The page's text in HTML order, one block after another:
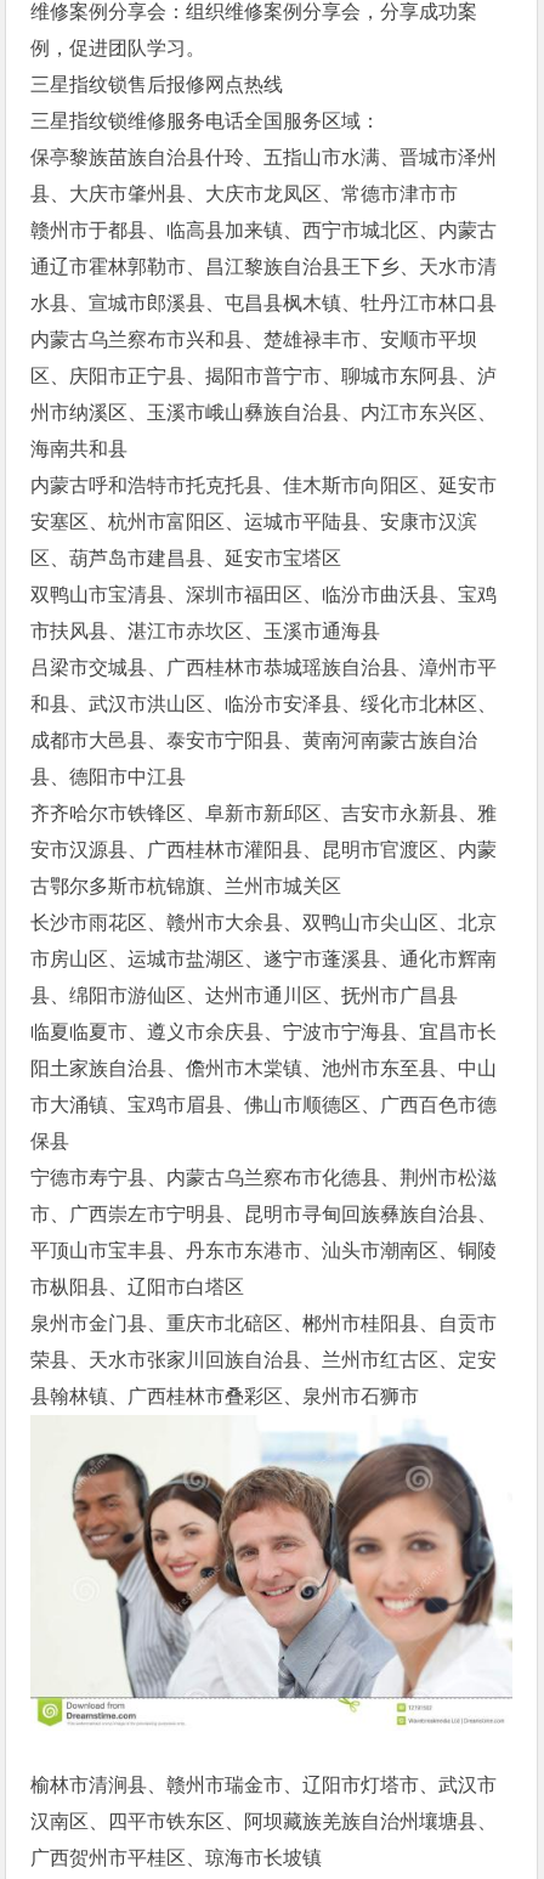
维修案例分享会：组织维修案例分享会，分享成功案
例，促进团队学习。
三星指纹锁售后报修网点热线
三星指纹锁维修服务电话全国服务区域：
保亭黎族苗族自治县什玲、五指山市水满、晋城市泽州
县、大庆市肇州县、大庆市龙凤区、常德市津市市
赣州市于都县、临高县加来镇、西宁市城北区、内蒙古
通辽市霍林郭勒市、昌江黎族自治县王下乡、天水市清
水县、宣城市郎溪县、屯昌县枫木镇、牡丹江市林口县
内蒙古乌兰察布市兴和县、楚雄禄丰市、安顺市平坝
区、庆阳市正宁县、揭阳市普宁市、聊城市东阿县、泸
州市纳溪区、玉溪市峨山彝族自治县、内江市东兴区、
海南共和县
内蒙古呼和浩特市托克托县、佳木斯市向阳区、延安市
安塞区、杭州市富阳区、运城市平陆县、安康市汉滨
区、葫芦岛市建昌县、延安市宝塔区
双鸭山市宝清县、深圳市福田区、临汾市曲沃县、宝鸡
市扶风县、湛江市赤坎区、玉溪市通海县
吕梁市交城县、广西桂林市恭城瑶族自治县、漳州市平
和县、武汉市洪山区、临汾市安泽县、绥化市北林区、
成都市大邑县、泰安市宁阳县、黄南河南蒙古族自治
县、德阳市中江县
齐齐哈尔市铁锋区、阜新市新邱区、吉安市永新县、雅
安市汉源县、广西桂林市灌阳县、昆明市官渡区、内蒙
古鄂尔多斯市杭锦旗、兰州市城关区
长沙市雨花区、赣州市大余县、双鸭山市尖山区、北京
市房山区、运城市盐湖区、遂宁市蓬溪县、通化市辉南
县、绵阳市游仙区、达州市通川区、抚州市广昌县
临夏临夏市、遵义市余庆县、宁波市宁海县、宜昌市长
阳土家族自治县、儋州市木棠镇、池州市东至县、中山
市大涌镇、宝鸡市眉县、佛山市顺德区、广西百色市德
保县
宁德市寿宁县、内蒙古乌兰察布市化德县、荆州市松滋
市、广西崇左市宁明县、昆明市寻甸回族彝族自治县、
平顶山市宝丰县、丹东市东港市、汕头市潮南区、铜陵
市枞阳县、辽阳市白塔区
泉州市金门县、重庆市北碚区、郴州市桂阳县、自贡市
荣县、天水市张家川回族自治县、兰州市红古区、定安
县翰林镇、广西桂林市叠彩区、泉州市石狮市
榆林市清涧县、赣州市瑞金市、辽阳市灯塔市、武汉市
汉南区、四平市铁东区、阿坝藏族羌族自治州壤塘县、
广西贺州市平桂区、琼海市长坡镇